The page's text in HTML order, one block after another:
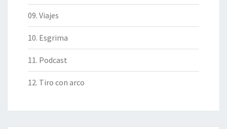
09. Viajes
10. Esgrima
11. Podcast
12. Tiro con arco